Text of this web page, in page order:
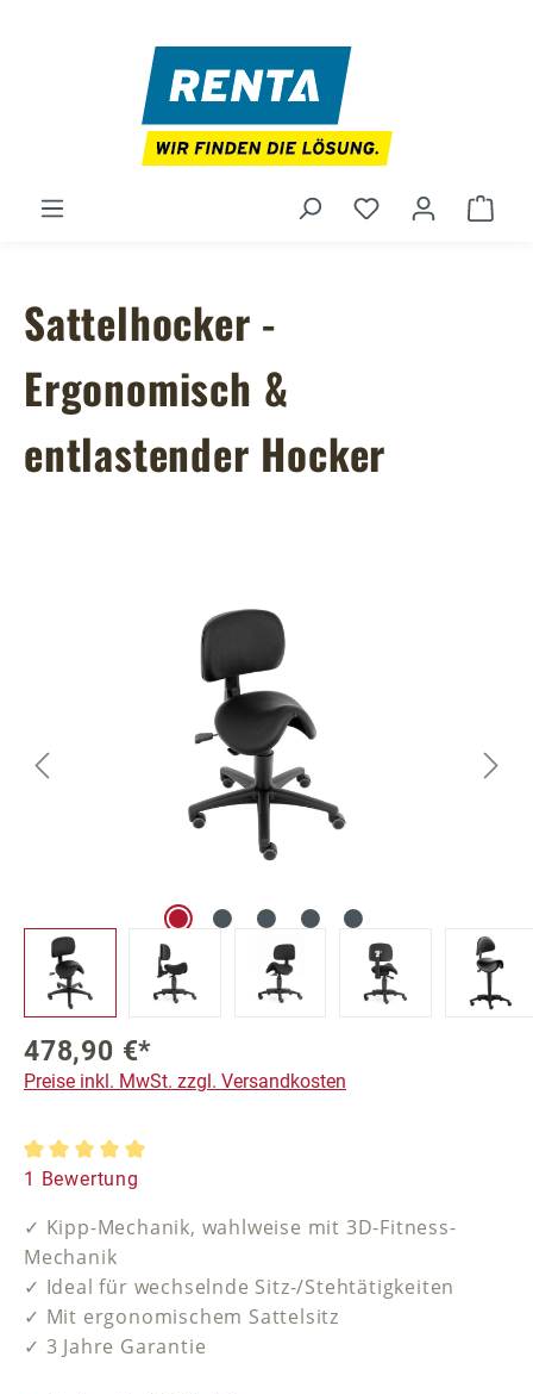
Du hast 0
Sattelhocker -
Ergonomisch &
entlastender Hocker
Bildergalerie überspringen
478,90 €*
Preise inkl. MwSt. zzgl. Versandkosten
Durchschnittliche Bewertung von 5 von 5 Sternen
1 Bewertung
✓ Kipp-Mechanik, wahlweise mit 3D-Fitness-
Mechanik
✓ Ideal für wechselnde Sitz-/Stehtätigkeiten
✓ Mit ergonomischem Sattelsitz
✓ 3 Jahre Garantie